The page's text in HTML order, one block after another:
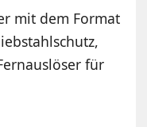
mit dem Format
für